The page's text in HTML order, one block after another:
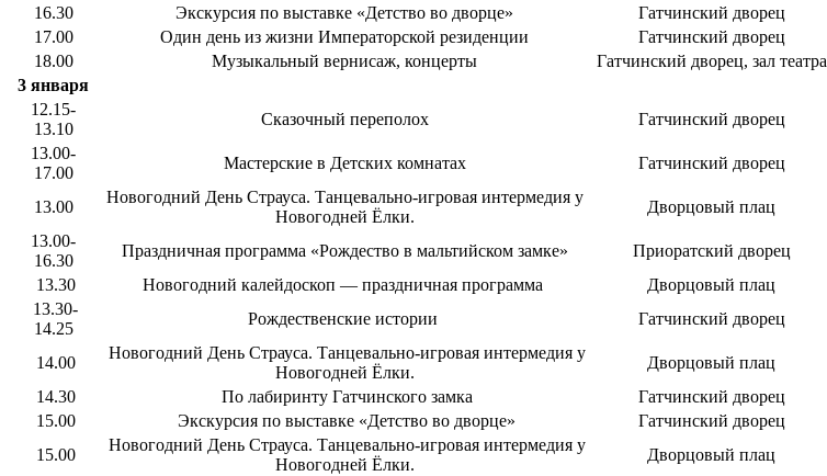
16.30
Экскурсия по выставке «Детство во дворце»
Гатчинский дворец
17.00
Один день из жизни Императорской резиденции
Гатчинский дворец
18.00
Музыкальный вернисаж, концерты
Гатчинский дворец, зал театра
3 января
12.15-
13.10
Сказочный переполох
Гатчинский дворец
13.00-
17.00
Мастерские в Детских комнатах Гатчинский дворец
13.00
Новогодний День Страуса. Танцевально-игровая интермедия у
Новогодней Ёлки.
Дворцовый плац
13.00-
16.30
Праздничная программа «Рождество в мальтийском замке»
Приоратский дворец
13.30
Новогодний калейдоскоп — праздничная программа
Дворцовый плац
13.30-
14.25
Рождественские истории Гатчинский дворец
14.00
Новогодний День Страуса. Танцевально-игровая интермедия у
Новогодней Ёлки.
Дворцовый плац
14.30
По лабиринту Гатчинского замка
Гатчинский дворец
15.00
Экскурсия по выставке «Детство во дворце»
Гатчинский дворец
15.00
Новогодний День Страуса. Танцевально-игровая интермедия у
Новогодней Ёлки.
Дворцовый плац